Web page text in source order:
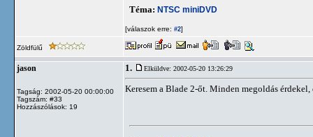
Téma: NTSC miniDVD
[válaszok erre: #2]
Zöldfülű
jason
Tagság: 2002-05-20 00:00:00
Tagszám: #33
Hozzászólások: 19
1. Elküldve: 2002-05-20 13:26:29
Keresem a Blade 2-őt. Minden megoldás